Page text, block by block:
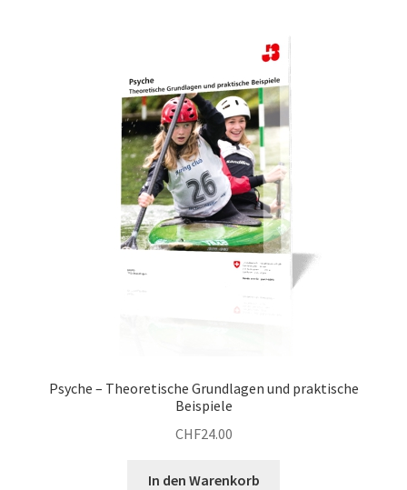
Psyche – Theoretische Grundlagen und praktische
Beispiele
CHF24.00
In den Warenkorb